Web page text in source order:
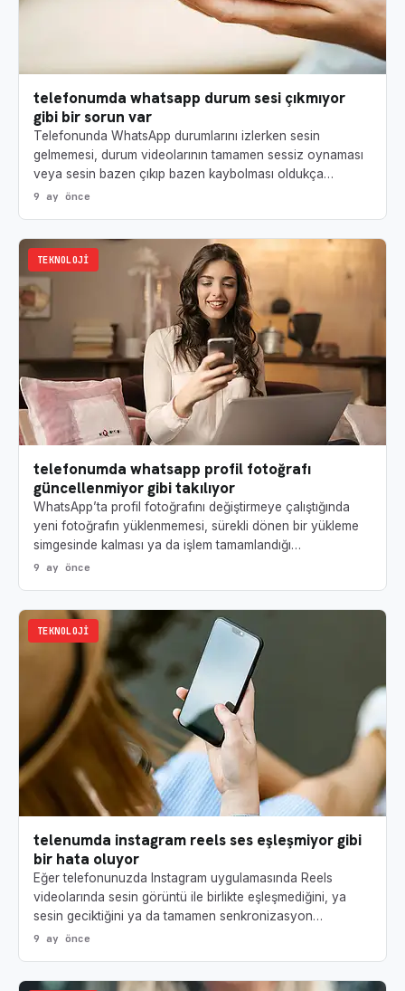
telefonumda whatsapp durum sesi çıkmıyor
gibi bir sorun var
Telefonunda WhatsApp durumlarını izlerken sesin
gelmemesi, durum videolarının tamamen sessiz oynaması
veya sesin bazen çıkıp bazen kaybolması oldukça…
9 ay önce
TEKNOLOJI
telefonumda whatsapp profil fotoğrafı
güncellenmiyor gibi takılıyor
WhatsApp’ta profil fotoğrafını değiştirmeye çalıştığında
yeni fotoğrafın yüklenmemesi, sürekli dönen bir yükleme
simgesinde kalması ya da işlem tamamlandığı…
9 ay önce
TEKNOLOJI
telenumda instagram reels ses eşleşmiyor gibi
bir hata oluyor
Eğer telefonunuzda Instagram uygulamasında Reels
videolarında sesin görüntü ile birlikte eşleşmediğini, ya
sesin geciktiğini ya da tamamen senkronizasyon…
9 ay önce